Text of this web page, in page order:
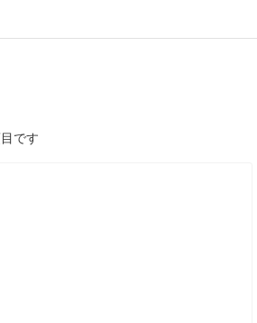
です